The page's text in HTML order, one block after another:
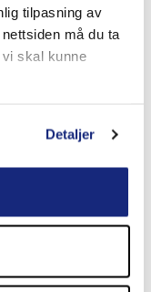
tilpasning av
må du ta
skal kunne
Detaljer
KNBF private